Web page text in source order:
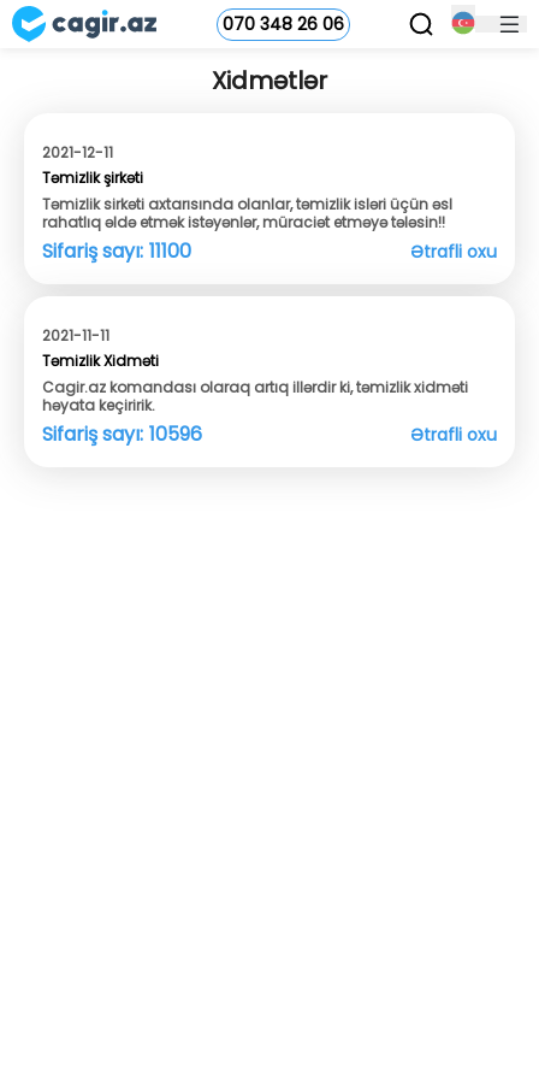
070 348 26 06
Xidmətlər
2021-12-11
Təmizlik şirkəti
Təmizlik sirkəti axtarısında olanlar, təmizlik isləri üçün əsl
rahatlıq əldə etmək istəyənlər, müraciət etməyə tələsin!!
Sifariş sayı: 11100 Ətrafli oxu
2021-11-11
Təmizlik Xidməti
Cagir.az komandası olaraq artıq illərdir ki, təmizlik xidməti
həyata keçiririk.
Sifariş sayı: 10596 Ətrafli oxu